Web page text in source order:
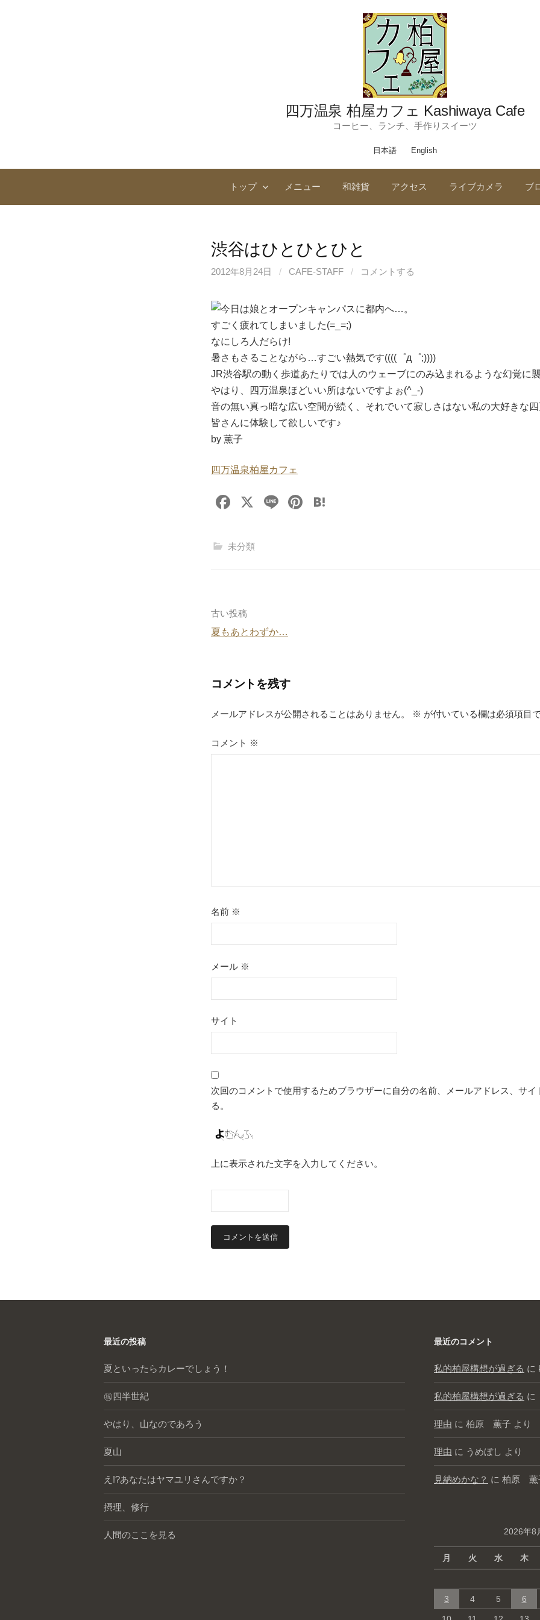
四万温泉 柏屋カフェ Kashiwaya Cafe
コーヒー、ランチ、手作りスイーツ
日本語 English
トップ メニュー 和雑貨 アクセス ライブカメラ ブ
渋谷はひとひとひと
2012年8月24日 / CAFE-STAFF / コメントする
今日は娘とオープンキャンパスに都内へ…。
すごく疲れてしまいました(=_=;)
なにしろ人だらけ!
暑さもさることながら…すごい熱気です((((゜д゜;))))
JR渋谷駅の動く歩道あたりでは人のウェーブにのみ込まれるような幻覚に襲
やはり、四万温泉ほどいい所はないですよぉ(^_-)
音の無い真っ暗な広い空間が続く、それでいて寂しさはない私の大好きな
皆さんに体験して欲しいです♪
by 薫子
四万温泉柏屋カフェ
F
c
o
k
X
Li
Pi
未分類
投
稿
ビ
ゲ
ー
古い投稿
夏もあとわずか…
コメントを残す
メールアドレスが公開されることはありません。 ※ が付いている欄は必須項目
コメント ※
名前 ※
メール ※
サイト
次回のコメントで使用するためブラウザーに自分の名前、メールアドレス、サイ
る。
上に表示された文字を入力してください。
最近の投稿
夏といったらカレーでしょう！
㊗️四半世紀
やはり、山なのであろう
夏山
え!?あなたはヤマユリさんですか？
摂理、修行
人間のここを見る
最近のコメント
私的柏屋構想が過ぎる に
私的柏屋構想が過ぎる に
理由 に 柏原 薫子 より
理由 に うめぼし より
見納めかな？ に 柏原 薫
2026年8
月 火 水 木
3 4 5 6